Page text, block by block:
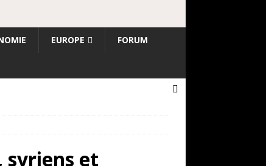
EUROPE FORUM
syriens et